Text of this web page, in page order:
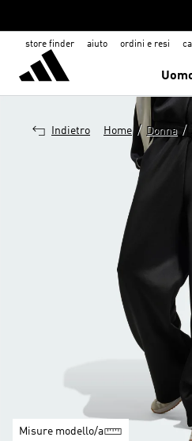
store finder aiuto ordini e resi
Indietro Home / Donna /
Misure modello/a